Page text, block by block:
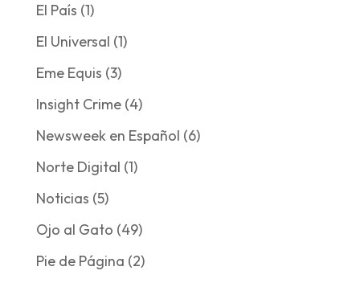
El País (1)
El Universal (1)
Eme Equis (3)
Insight Crime(4)
Newsweek en Español (6)
Norte Digital (1)
Noticias (5)
Ojo al Gato (49)
Pie de Página (2)